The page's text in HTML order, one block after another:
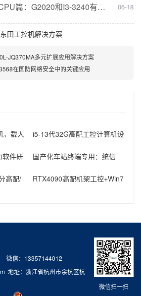
篇：G2020和I3-3240有什
06-18
东田工控机解决方案
JQ370MA多元扩展应用解决方案
在国防网络安全中的关键应用
，载人
i5-13代32G高配工控计算机设
软件研
国产化车站终端专用：统信
机落地方
高配/
RTX4090高配机架工控+Win7
微信扫一扫
信：13357144012
地址：浙江省杭州市余杭区杭